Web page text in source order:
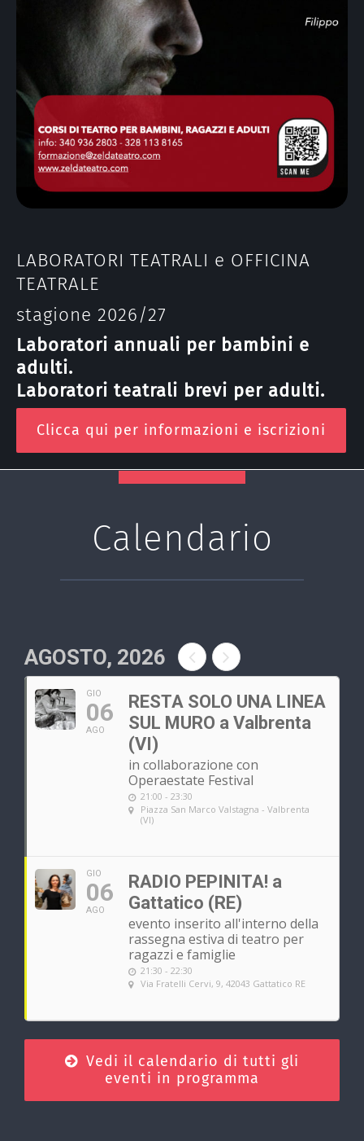
LABORATORI TEATRALI e OFFICINA
TEATRALE
stagione 2026/27
Laboratori annuali per bambini e
adulti.
Laboratori teatrali brevi per adulti.
Clicca qui per informazioni e iscrizioni
Calendario
AGOSTO, 2026
GIO
06
AGO
RESTA SOLO UNA LINEA
SUL MURO a Valbrenta
(VI)
in collaborazione con
Operaestate Festival
21:00 - 23:30
Piazza San Marco Valstagna - Valbrenta
(VI)
GIO
06
AGO
RADIO PEPINITA! a
Gattatico (RE)
evento inserito all'interno della
rassegna estiva di teatro per
ragazzi e famiglie
21:30 - 22:30
Via Fratelli Cervi, 9, 42043 Gattatico RE
Vedi il calendario di tutti gli
eventi in programma